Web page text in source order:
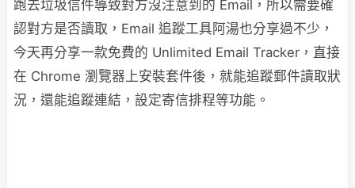
跑去垃圾信件導致對方沒注意到的 Email，所以需要確
認對方是否讀取，Email 追蹤工具阿湯也分享過不少，
今天再分享一款免費的 Unlimited Email Tracker，直接
在 Chrome 瀏覽器上安裝套件後，就能追蹤郵件讀取狀
況，還能追蹤連結，設定寄信排程等功能。